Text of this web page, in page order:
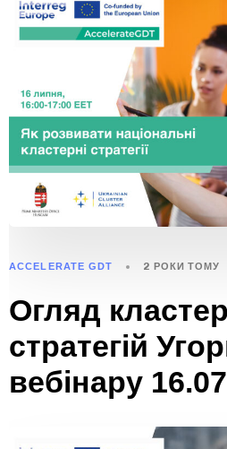
ACCELERATE GDT 2 РОКИ ТОМУ
Огляд
стратегій
вебінару 16.07